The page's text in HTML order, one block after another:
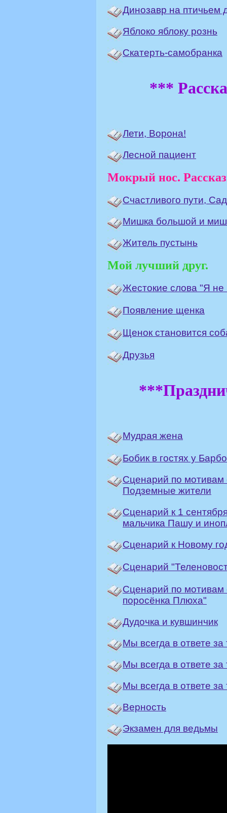
Динозавр на птичьем
Яблоко яблоку рознь
Скатерть-самобранка
***
Лети, Ворона!
Лесной пациент
Мокрый нос.
Счастливого пути,
Мишка большой и
Житель пустынь
Мой лучший друг.
Жестокие слова "Я не
Появление щенка
Щенок становится
Друзья
Мудрая жена
Бобик в гостях у
Сценарий по мотивам
Подземные жители
Сценарий к 1
мальчика Пашу и
Сценарий к Новому
Сценарий
Сценарий по мотивам
поросёнка Плюха"
Дудочка и кувшинчик
Мы всегда в ответе за
Мы всегда в ответе за
Мы всегда в ответе за
Верность
Экзамен для ведьмы